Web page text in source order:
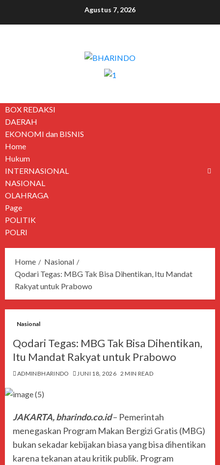
Agustus 7, 2026
BOX REDAKSI
DAERAH
EKONOMI dan BISNIS
Home
Hukum
INTERNASIONAL
NASIONAL
OLAHRAGA
Page
POLITIK
POLRI
Home
Nasional
Qodari Tegas: MBG Tak Bisa Dihentikan, Itu Mandat
Rakyat untuk Prabowo
Nasional
Qodari Tegas: MBG Tak Bisa Dihentikan,
Itu Mandat Rakyat untuk Prabowo
ADMINBHARINDO JUNI 18, 2026 2 MIN READ
JAKARTA, bharindo.co.id– Pemerintah
menegaskan Program Makan Bergizi Gratis (MBG)
bukan sekadar kebijakan biasa yang bisa dihentikan
karena tekanan atau kritik publik. Program